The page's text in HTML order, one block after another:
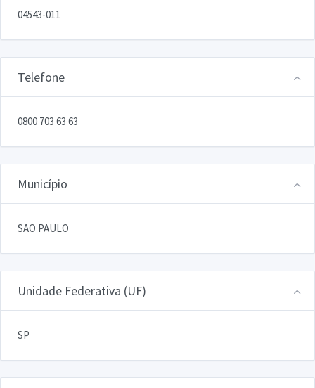
04543-011
Telefone
0800 703 63 63
Município
SAO PAULO
Unidade Federativa (UF)
SP